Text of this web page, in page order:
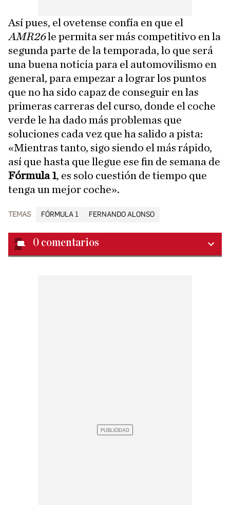
Así pues, el ovetense confía en que el
AMR26le permita ser más competitivo en la
segunda parte de la temporada, lo que será
una buena noticia para el automovilismo en
general, para empezar a lograr los puntos
que no ha sido capaz de conseguir en las
primeras carreras del curso, donde el coche
verde le ha dado más problemas que
soluciones cada vez que ha salido a pista:
«Mientras tanto, sigo siendo el más rápido,
así que hasta que llegue ese fin de semana de
Fórmula 1, es solo cuestión de tiempo que
tenga un mejor coche».
TEMAS FÓRMULA 1 FERNANDO ALONSO
0 comentarios